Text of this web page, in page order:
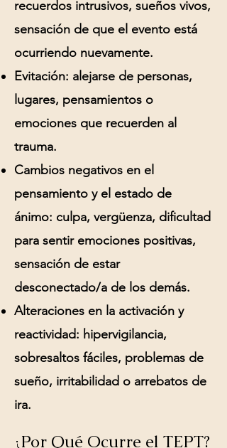
recuerdos intrusivos, sueños vivos,
sensación de que el evento está
ocurriendo nuevamente.
Evitación: alejarse de personas,
lugares, pensamientos o
emociones que recuerden al
trauma.
Cambios negativos en el
pensamiento y el estado de
ánimo: culpa, vergüenza, dificultad
para sentir emociones positivas,
sensación de estar
desconectado/a de los demás.
Alteraciones en la activación y
reactividad: hipervigilancia,
sobresaltos fáciles, problemas de
sueño, irritabilidad o arrebatos de
ira.
¿Por Qué Ocurre el TEPT?